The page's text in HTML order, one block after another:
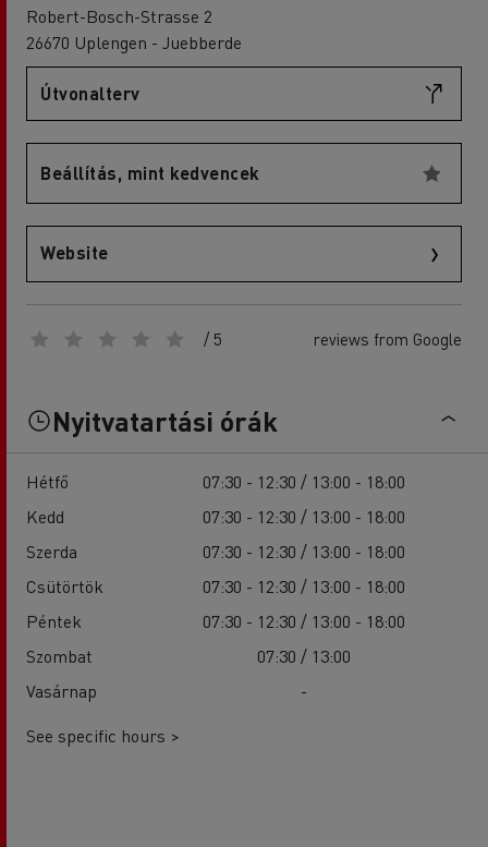
Robert-Bosch-Strasse 2
26670 Uplengen - Juebberde
Útvonalterv
Beállítás, mint kedvencek
Website
/ 5 reviews from Google
Nyitvatartási órák
Hétfő
07:30 - 12:30 / 13:00 - 18:00
Kedd
07:30 - 12:30 / 13:00 - 18:00
Szerda
07:30 - 12:30 / 13:00 - 18:00
Csütörtök
07:30 - 12:30 / 13:00 - 18:00
Péntek
07:30 - 12:30 / 13:00 - 18:00
Szombat
07:30 / 13:00
Vasárnap
-
See specific hours >